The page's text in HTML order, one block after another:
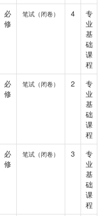
必
修
笔试（闭卷） 4
专
业
基
础
课
程
必
修
笔试（闭卷） 2
专
业
基
础
课
程
必
修
笔试（闭卷） 3
专
业
基
础
课
程